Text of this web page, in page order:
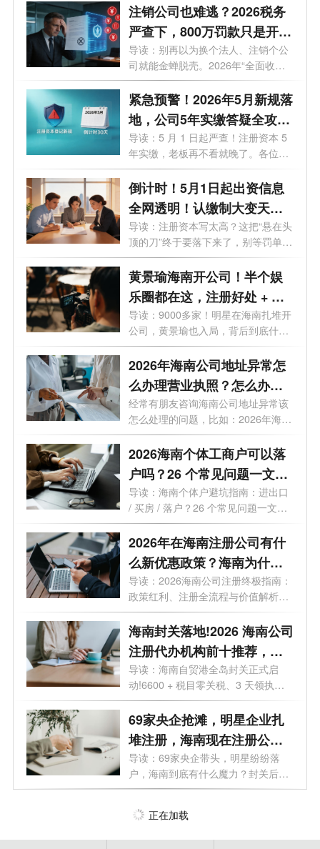
注销公司也难逃？2026税务
严查下，800万罚款只是开
始！老板们的最后自救指南
导读：别再以为换个法人、注销个公
司就能金蝉脱壳。2026年“全面收割
期”...
紧急预警！2026年5月新规落
地，公司5年实缴答疑全攻
略，老板必看避坑
导读：5 月 1 日起严查！注册资本 5
年实缴，老板再不看就晚了。各位老
板、...
倒计时！5月1日起出资信息
全网透明！认缴制大变天，
这3条“逃债路”全被封死！
导读：注册资本写太高？这把“悬在头
顶的刀”终于要落下来了，别等罚单
才...
黄景瑜海南开公司！半个娱
乐圈都在这，注册好处 + 费
用一次说清
导读：9000多家！明星在海南扎堆开
公司，黄景瑜也入局，背后到底什么
信号...
2026年海南公司地址异常怎
么办理营业执照？怎么办理
变更业务？
经常有朋友咨询海南公司地址异常该
怎么处理的问题，比如：2026年海南
公司...
2026海南个体工商户可以落
户吗？26 个常见问题一文读
懂
导读：海南个体户避坑指南：进出口
/ 买房 / 落户？26 个常见问题一文读
懂最...
2026年在海南注册公司有什
么新优惠政策？海南为什么
是块宝地？
导读：2026海南公司注册终极指南：
政策红利、注册全流程与价值解析。
2026年...
海南封关落地!2026 海南公司
注册代办机构前十推荐，海
口 / 三亚营业执照代办选这些
不踩坑
导读：海南自贸港全岛封关正式启
动!6600 + 税目零关税、3 天领执
照、15% 企业...
69家央企抢滩，明星企业扎
堆注册，海南现在注册公司
好处有哪些？
导读：69家央企带头，明星纷纷落
户，海南到底有什么魔力？封关后普
通人还...
正在加载